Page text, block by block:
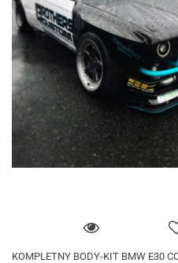
KOMPLETNY BODY-KIT BMW E30